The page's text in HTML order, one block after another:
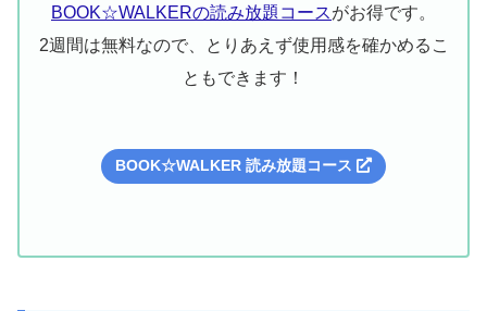
BOOK☆WALKERの読み放題コースがお得です。
2週間は無料なので、とりあえず使用感を確かめるこ
ともできます！
BOOK☆WALKER 読み放題コース